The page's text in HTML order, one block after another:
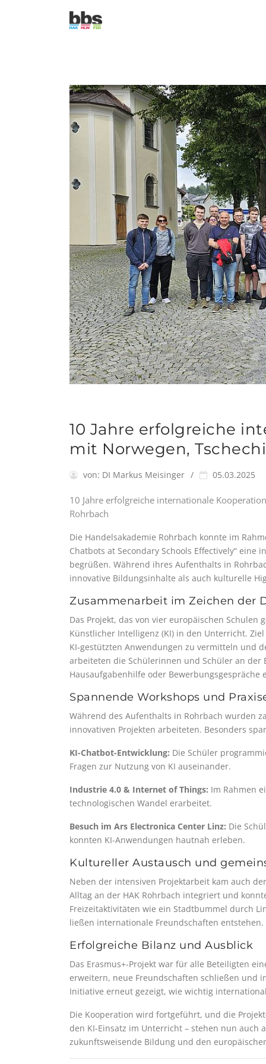
10 Jahre erfolgreiche
mit Norwegen,
von: DI Markus Meisinger 05.03.2025
10 Jahre erfolgreiche internationale
Rohrbach
Die Handelsakademie Rohrbach konnte im
Chatbots at Secondary Schools Effectively“
begrüßen. Während ihres Aufenthalts in
innovative Bildungsinhalte als auch kulturelle
Zusammenarbeit im Zeichen der
Das Projekt, das von vier europäischen
Künstlicher Intelligenz (KI) in den Unterricht.
KI‑gestützten Anwendungen zu vermitteln und
arbeiteten die Schülerinnen und Schüler an der
Hausaufgabenhilfe oder Bewerbungsgespräche
Spannende Workshops und
Während des Aufenthalts in Rohrbach wurden
innovativen Projekten arbeiteten. Besonders
KI-Chatbot-Entwicklung: Die Schüler
Fragen zur Nutzung von KI auseinander.
Industrie 4.0 & Internet of Things: Im Rahmen
technologischen Wandel erarbeitet.
Besuch im Ars Electronica Center Linz: Die
konnten KI-Anwendungen hautnah erleben.
Kultureller Austausch und
Neben der intensiven Projektarbeit kam auch
Alltag an der HAK Rohrbach integriert und
Freizeitaktivitäten wie ein Stadtbummel durch
ließen internationale Freundschaften entstehen.
Erfolgreiche Bilanz und Ausblick
Das Erasmus+-Projekt war für alle Beteiligten
erweitern, neue Freundschaften schließen und
Initiative erneut gezeigt, wie wichtig
Die Kooperation wird fortgeführt, und die
den KI-Einsatz im Unterricht – stehen nun auch
zukunftsweisende Bildung und den